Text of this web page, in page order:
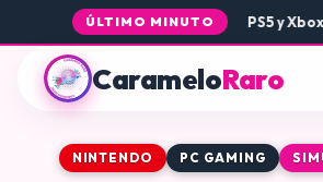
ÚLTIMO MINUTO
llegada de Rogue Core a PS5 y Xbox: todo
CarameloRaro
NINTENDO PC GAMING